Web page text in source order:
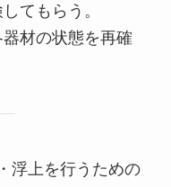
てもらう。
材の状態を再確
浮上を行うための